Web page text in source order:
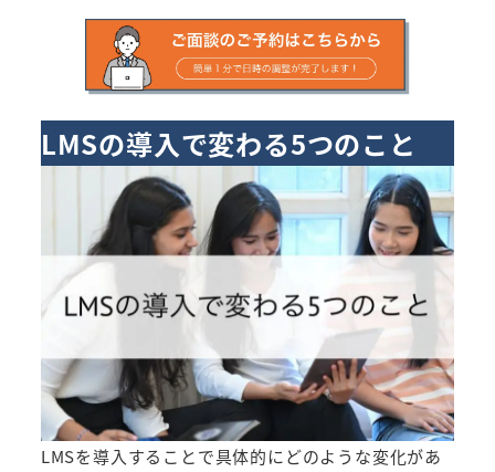
LMSの導入で変わる5つのこと
LMSを導入することで具体的にどのような変化があ